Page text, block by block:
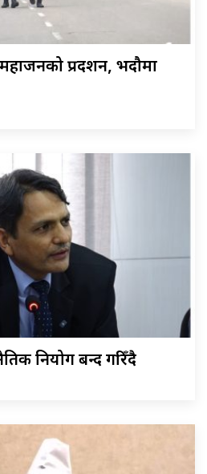
प्रदर्शन, भदौमा
नियोग बन्द गरिँदै